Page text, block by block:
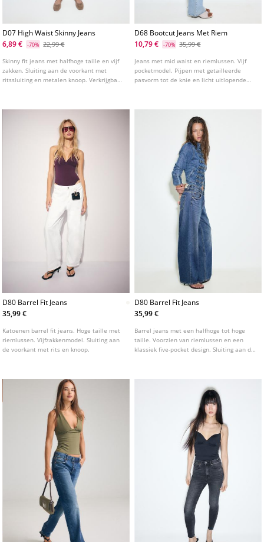
D07 High Waist Skinny Jeans
6,89 €
-70% 22,99 €
Skinny fit jeans met halfhoge taille en vijf
zakken. Sluiting aan de voorkant met
ritssluiting en metalen knoop. Verkrijgbaar
D68 Bootcut Jeans Met Riem
10,79 €
-70% 35,99 €
Jeans met mid waist en riemlussen. Vijf
pocketmodel. Pijpen met getailleerde
pasvorm tot de knie en licht uitlopende
D80 Barrel Fit Jeans
35,99 €
Katoenen barrel fit jeans. Hoge taille met
riemlussen. Vijfzakkenmodel. Sluiting aan
de voorkant met rits en knoop.
D80 Barrel Fit Jeans
35,99 €
Barrel jeans met een halfhoge tot hoge
taille. Voorzien van riemlussen en een
klassiek five-pocket design. Sluiting aan de